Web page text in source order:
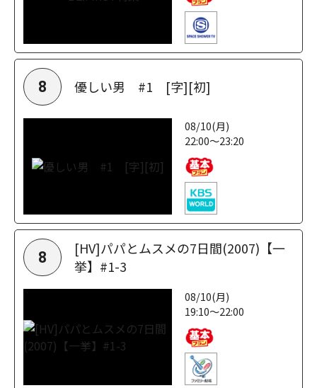
8 優しい男 #1 [字][初]
08/10(月)
22:00～23:20
8
[HV]パパとムスメの7日間(2007)【一
挙】#1-3
08/10(月)
19:10～22:00